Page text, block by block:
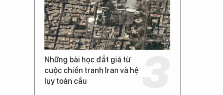
Những bài học đắt giá từ
cuộc chiến tranh Iran và hệ
lụy toàn cầu